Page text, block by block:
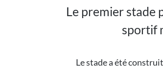
Le premier stade
sportif
Le stade a été